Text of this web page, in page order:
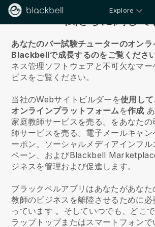
Explore
あなたのバー試験チューターのオン
Blackbellで成長するのをご覧ください
ネス管理ソフトウェアと不可欠なマ
ビスをご覧ください。
当社のWebサイトビルダーを使用し
オンラインプラットフォームを作成
家庭教師サービスを売る。 を あなたの
師サービスを売る。 電子メールキャン
ーポン、ソーシャルメディアインフ
ペーン、およびBlackbell
ジネスを管理および促進します。
ブラックベルアプリはあなたがあな
教師のビジネスを離陸させるために
っています 。そしていつでも、どこで
ラップトップまたはスマートフォン